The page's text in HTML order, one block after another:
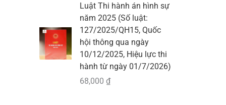
,
0
0
0
₫
:
6
,
0
l
à
:
5
3
5
n
ạ
l
à
Luật Thi hành án hình sự
năm 2025 (Số luật:
127/2025/QH15, Quốc
hội thông qua ngày
10/12/2025, Hiệu lực thi
hành từ ngày 01/7/2026)
68,000 ₫